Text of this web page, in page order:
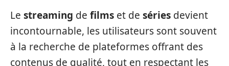
Le streaming de films et de séries devient
incontournable, les utilisateurs sont souvent
à la recherche de plateformes offrant des
contenus de qualité, tout en respectant les